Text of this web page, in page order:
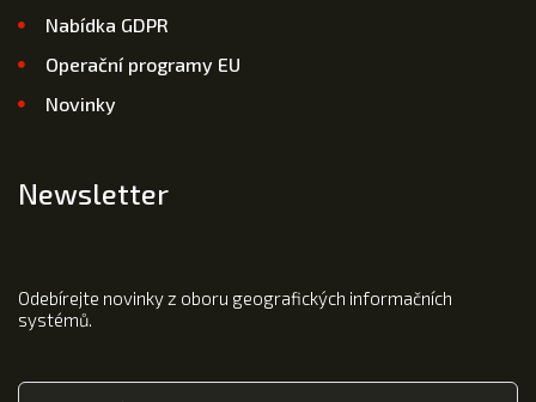
Nabídka GDPR
Operační programy EU
Novinky
Newsletter
Odebírejte novinky z oboru geografických informačních
systémů.